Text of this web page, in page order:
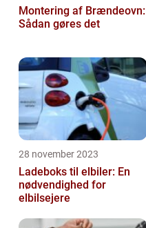
Montering af Brændeovn:
Sådan gøres det
28 november 2023
Ladeboks til elbiler: En
nødvendighed for
elbilsejere